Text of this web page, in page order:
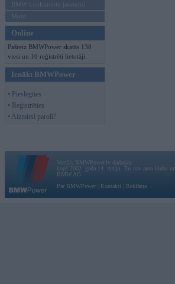
BMW konkurentu jaunumi
Moto
Online
Pašreiz BMWPower skatās 138
viesi un 10 reģistrēti lietotāji.
Ienākt BMWPower
• Pieslēgties
• Reģistrēties
• Aizmirsi paroli?
Vortāls BMWPower.lv darbojas
kopš 2002. gada 14. maija. Tas nav auto klubs
BMW AG.
Par BMWPower
Kontakti Reklāma